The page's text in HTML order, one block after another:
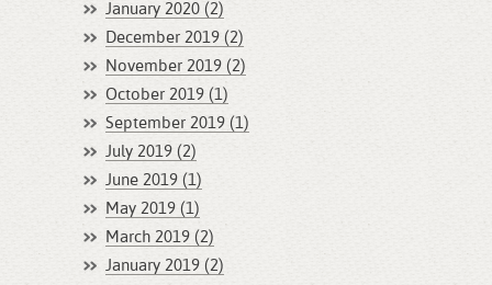
January 2020 (2)
December 2019 (2)
November 2019 (2)
October 2019 (1)
September 2019 (1)
July 2019 (2)
June 2019 (1)
May 2019 (1)
March 2019 (2)
January 2019 (2)